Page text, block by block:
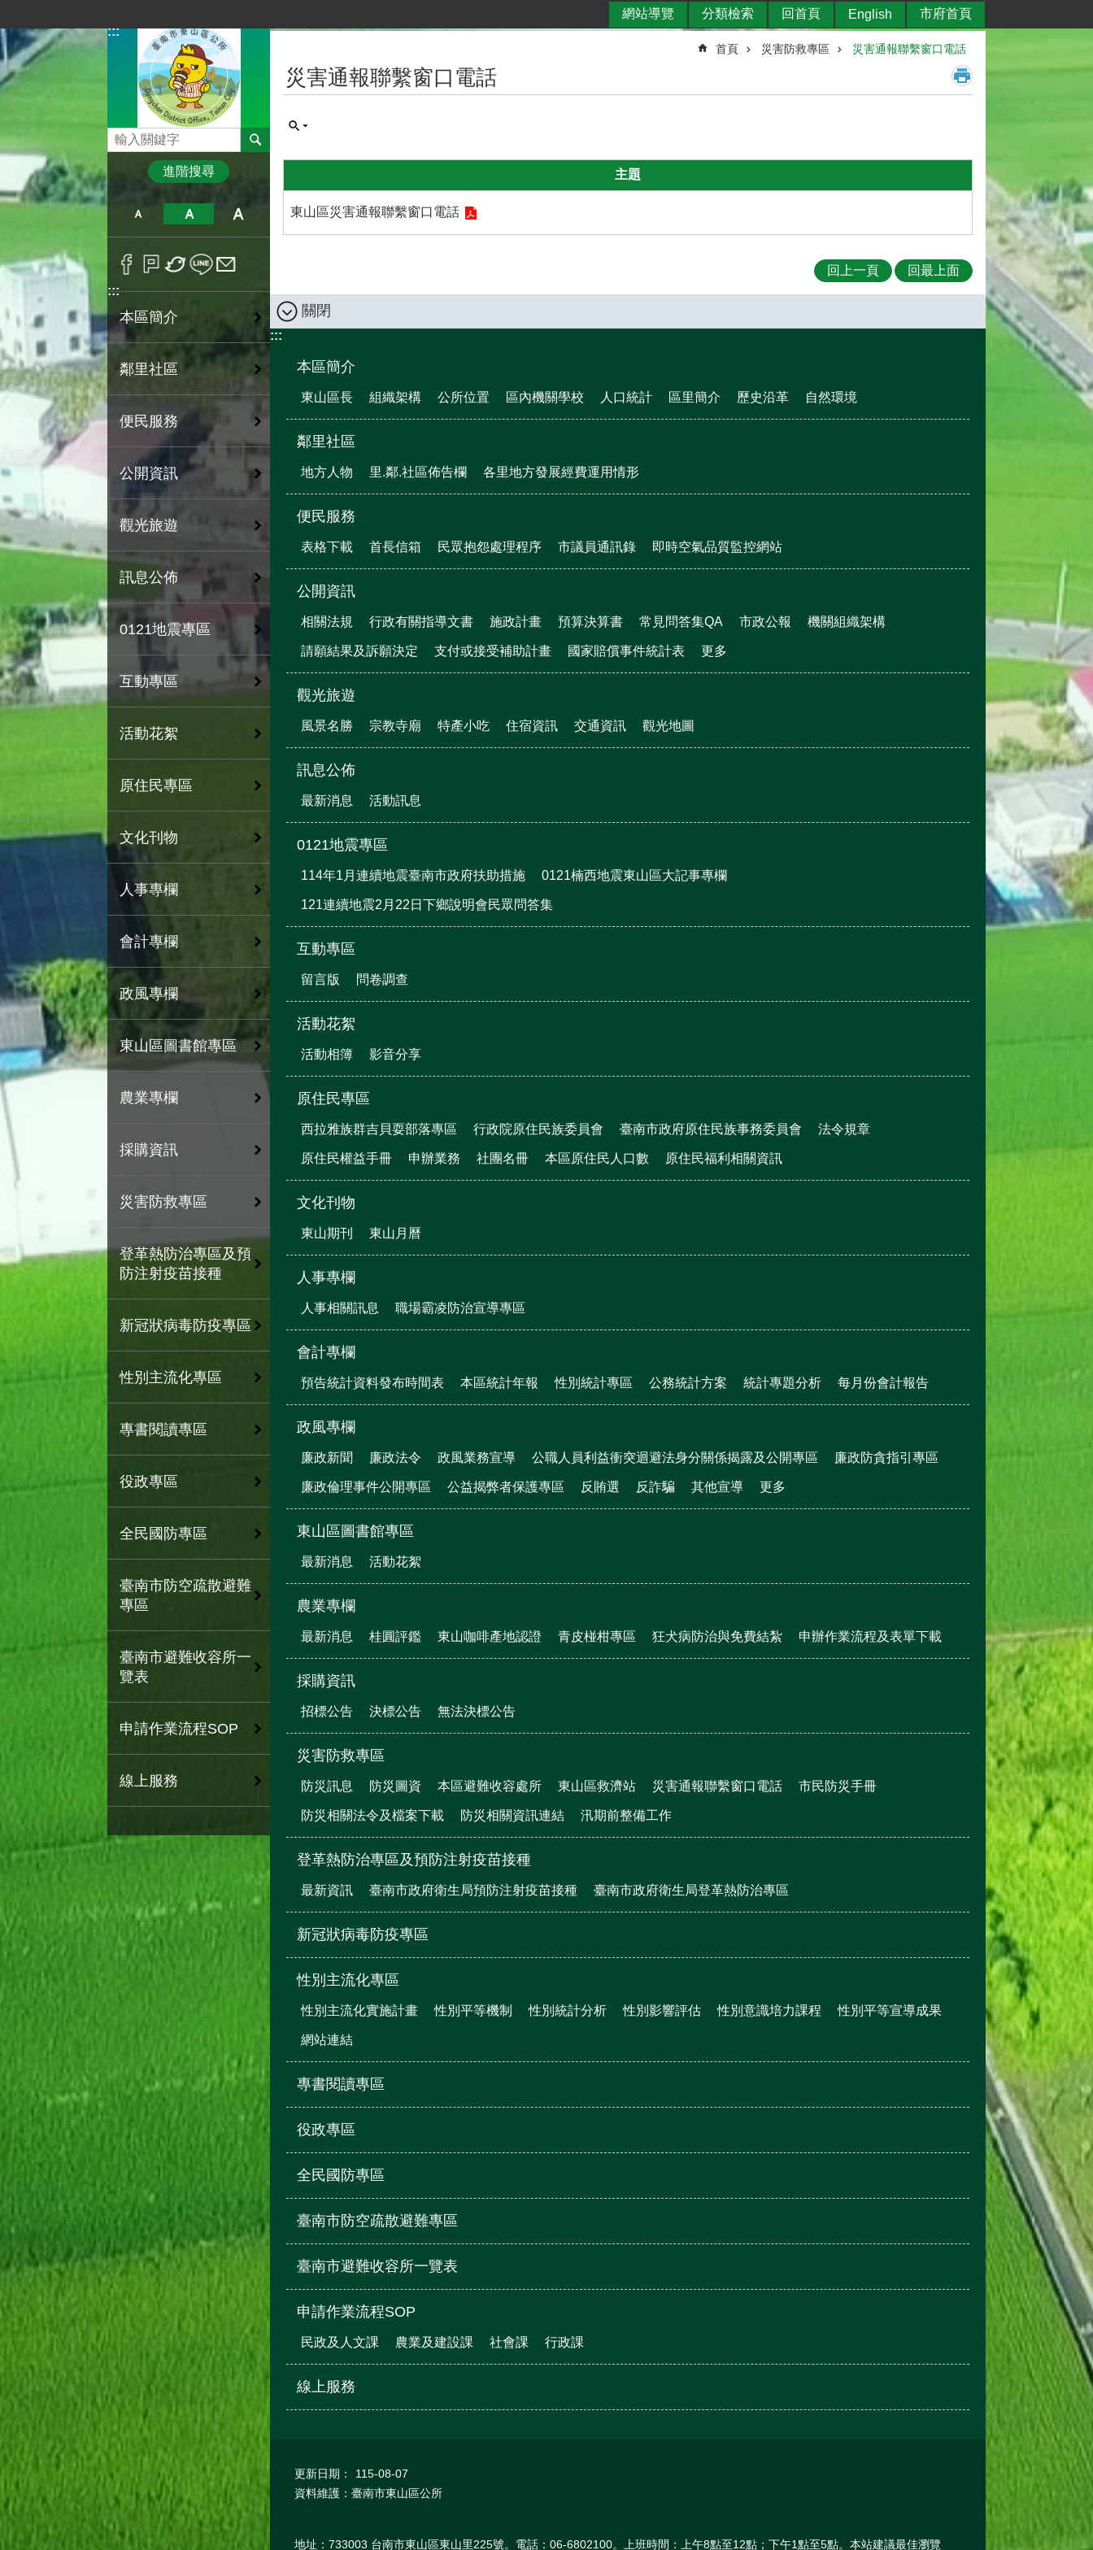
:::
網站導覽 分類檢索 回首頁 English 市府首頁
搜尋
進階搜尋
:::
本區簡介
鄰里社區
便民服務
公開資訊
觀光旅遊
訊息公佈
0121地震專區
互動專區
活動花絮
原住民專區
文化刊物
人事專欄
會計專欄
政風專欄
東山區圖書館專區
農業專欄
採購資訊
災害防救專區
登革熱防治專區及預
防注射疫苗接種
新冠狀病毒防疫專區
性別主流化專區
專書閱讀專區
役政專區
全民國防專區
臺南市防空疏散避難
專區
臺南市避難收容所一
覽表
申請作業流程SOP
線上服務
首頁 災害防救專區 災害通報聯繫窗口電話
災害通報聯繫窗口電話
主題
東山區災害通報聯繫窗口電話
回上一頁 回最上面
關閉
:::
本區簡介
東山區長 組織架構 公所位置 區內機關學校 人口統計 區里簡介 歷史沿革 自然環境
鄰里社區
地方人物 里.鄰.社區佈告欄 各里地方發展經費運用情形
便民服務
表格下載 首長信箱 民眾抱怨處理程序 市議員通訊錄 即時空氣品質監控網站
公開資訊
相關法規 行政有關指導文書 施政計畫 預算決算書 常見問答集QA 市政公報 機關組織架構
請願結果及訴願決定 支付或接受補助計畫 國家賠償事件統計表 更多
觀光旅遊
風景名勝 宗教寺廟 特產小吃 住宿資訊 交通資訊 觀光地圖
訊息公佈
最新消息 活動訊息
0121地震專區
114年1月連續地震臺南市政府扶助措施 0121楠西地震東山區大記事專欄
121連續地震2月22日下鄉說明會民眾問答集
互動專區
留言版 問卷調查
活動花絮
活動相簿 影音分享
原住民專區
西拉雅族群吉貝耍部落專區 行政院原住民族委員會 臺南市政府原住民族事務委員會 法令規章
原住民權益手冊 申辦業務 社團名冊 本區原住民人口數 原住民福利相關資訊
文化刊物
東山期刊 東山月曆
人事專欄
人事相關訊息 職場霸凌防治宣導專區
會計專欄
預告統計資料發布時間表 本區統計年報 性別統計專區 公務統計方案 統計專題分析 每月份會計報告
政風專欄
廉政新聞 廉政法令 政風業務宣導 公職人員利益衝突迴避法身分關係揭露及公開專區 廉政防貪指引專區
廉政倫理事件公開專區 公益揭弊者保護專區 反賄選 反詐騙 其他宣導 更多
東山區圖書館專區
最新消息 活動花絮
農業專欄
最新消息 桂圓評鑑 東山咖啡產地認證 青皮椪柑專區 狂犬病防治與免費結紮 申辦作業流程及表單下載
採購資訊
招標公告 決標公告 無法決標公告
災害防救專區
防災訊息 防災圖資 本區避難收容處所 東山區救濟站 災害通報聯繫窗口電話 市民防災手冊
防災相關法令及檔案下載 防災相關資訊連結 汛期前整備工作
登革熱防治專區及預防注射疫苗接種
最新資訊 臺南市政府衛生局預防注射疫苗接種 臺南市政府衛生局登革熱防治專區
新冠狀病毒防疫專區
性別主流化專區
性別主流化實施計畫 性別平等機制 性別統計分析 性別影響評估 性別意識培力課程 性別平等宣導成果
網站連結
專書閱讀專區
役政專區
全民國防專區
臺南市防空疏散避難專區
臺南市避難收容所一覽表
申請作業流程SOP
民政及人文課 農業及建設課 社會課 行政課
線上服務
更新日期：
115-08-07
資料維護：臺南市東山區公所
地址：733003 台南市東山區東山里225號。電話：06-6802100。上班時間：上午8點至12點；下午1點至5點。本站建議最佳瀏覽